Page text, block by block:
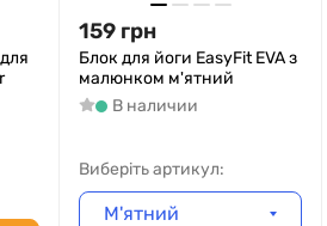
159 грн
Блок для йоги EasyFit EVA з
малюнком м'ятний
В наличии
Виберіть артикул:
М'ятний